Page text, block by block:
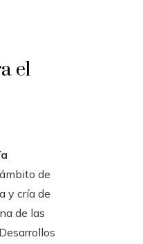
el
de
y cría de
de las